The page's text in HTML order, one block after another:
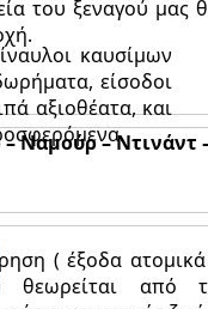
του ξεναγού μας
Ναμούρ – Ντινάντ
( έξοδα
θεωρείται από
καυσίμων
είσοδοι
αξιοθέατα, και